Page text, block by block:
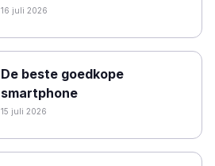
16 juli 2026
De beste goedkope
smartphone
15 juli 2026